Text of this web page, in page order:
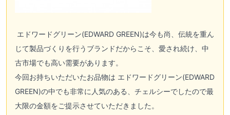
エドワードグリーン(EDWARD GREEN)は今も尚、伝統を重ん
じて製品づくりを行うブランドだからこそ、愛され続け、中
古市場でも高い需要があります。
今回お持ちいただいたお品物は エドワードグリーン(EDWARD
GREEN)の中でも非常に人気のある、チェルシーでしたので最
大限の金額をご提示させていただきました。